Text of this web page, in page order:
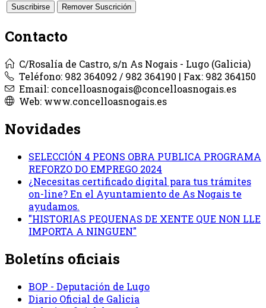
Contacto
C/Rosalía de Castro, s/n As Nogais - Lugo (Galicia)
Teléfono: 982 364092 / 982 364190 | Fax: 982 364150
Email: concelloasnogais@concelloasnogais.es
Web: www.concelloasnogais.es
Novidades
SELECCIÓN 4 PEONS OBRA PUBLICA PROGRAMA
REFORZO DO EMPREGO 2024
¿Necesitas certificado digital para tus trámites
on-line? En el Ayuntamiento de As Nogais te
ayudamos.
"HISTORIAS PEQUENAS DE XENTE QUE NON LLE
IMPORTA A NINGUEN"
Boletíns oficiais
BOP - Deputación de Lugo
Diario Oficial de Galicia